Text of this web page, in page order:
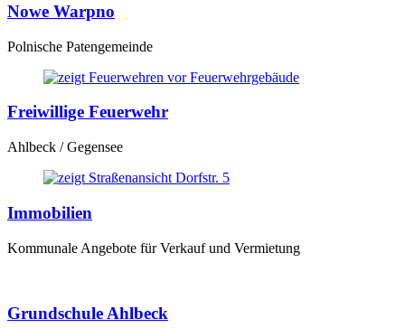
Nowe Warpno
Polnische Patengemeinde
Freiwillige Feuerwehr
Ahlbeck / Gegensee
Immobilien
Kommunale Angebote für Verkauf und Vermietung
Grundschule Ahlbeck